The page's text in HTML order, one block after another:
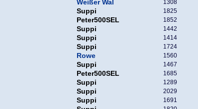
Weißer Wal 1308
Suppi 1825
Peter500SEL 1852
Suppi 1442
Suppi 1414
Suppi 1724
Rowe 1560
Suppi 1467
Peter500SEL 1685
Suppi 1289
Suppi 2029
Suppi 1691